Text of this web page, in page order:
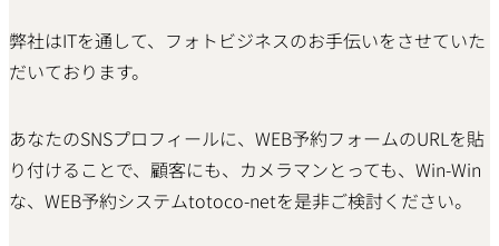
弊社はITを通して、フォトビジネスのお手伝いをさせていた
だいております。
あなたのSNSプロフィールに、WEB予約フォームのURLを貼
り付けることで、顧客にも、カメラマンとっても、Win-Win
な、WEB予約システムtotoco-netを是非ご検討ください。